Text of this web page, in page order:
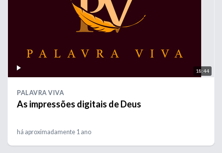
18:44
PALAVRA VIVA
As impressões digitais de Deus
há aproximadamente 1 ano